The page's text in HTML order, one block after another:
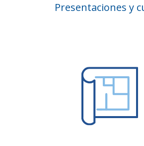
Presentaciones y